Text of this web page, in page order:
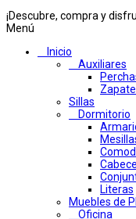
¡Descubre, compra y
Menú
Inicio
Auxiliares
Sillas
Dormitorio
Literas
Muebles de
Oficina